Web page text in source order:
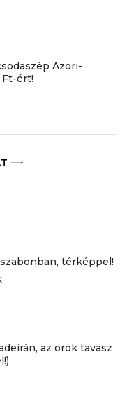
Azori-
Ft-ért!
térképpel!
az örök tavasz